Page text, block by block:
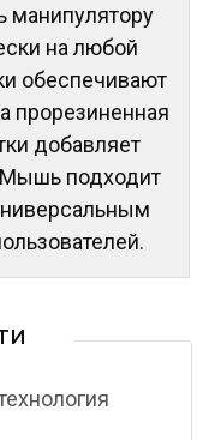
манипулятору
на любой
обеспечивают
прорезиненная
добавляет
подходит